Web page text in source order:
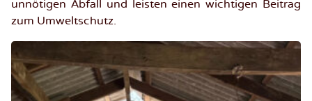
unnötigen Abfall und leisten einen wichtigen Beitrag
zum Umweltschutz.